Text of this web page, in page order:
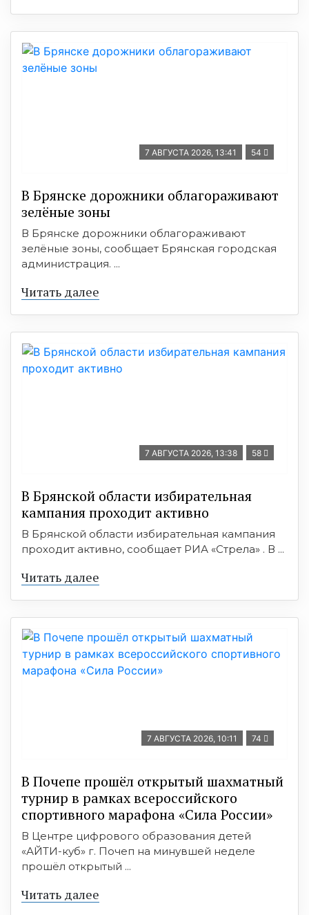
7 АВГУСТА 2026, 13:41 54
В Брянске дорожники облагораживают
зелёные зоны
В Брянске дорожники облагораживают
зелёные зоны, сообщает Брянская городская
администрация. ...
Читать далее
7 АВГУСТА 2026, 13:38 58
В Брянской области избирательная
кампания проходит активно
В Брянской области избирательная кампания
проходит активно, сообщает РИА «Стрела» . В ...
Читать далее
7 АВГУСТА 2026, 10:11 74
В Почепе прошёл открытый шахматный
турнир в рамках всероссийского
спортивного марафона «Сила России»
В Центре цифрового образования детей
«АЙТИ-куб» г. Почеп на минувшей неделе
прошёл открытый ...
Читать далее